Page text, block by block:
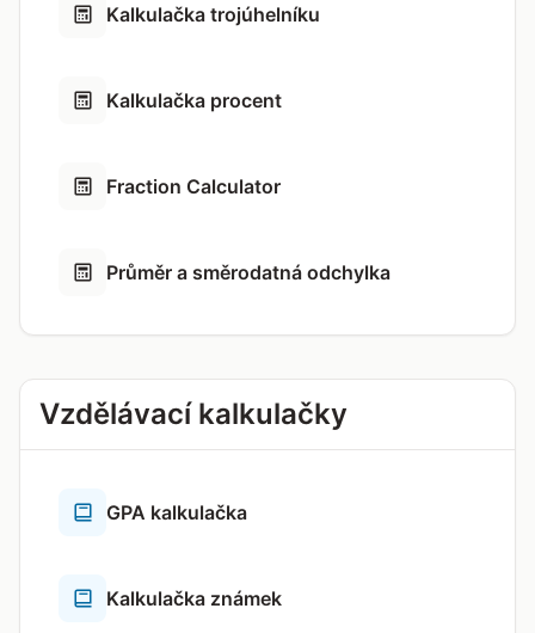
Kalkulačka trojúhelníku
Kalkulačka procent
Fraction Calculator
Průměr a směrodatná odchylka
Vzdělávací kalkulačky
GPA kalkulačka
Kalkulačka známek